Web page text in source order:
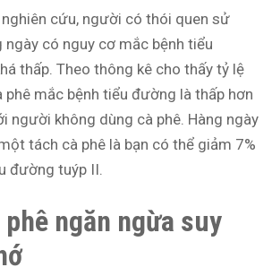
cứu, người có thói quen sử
ngày có nguy cơ mắc bệnh tiểu
thấp. Theo thông kê cho thấy tỷ lệ
mắc bệnh tiểu đường là thấp hơn
người không dùng cà phê. Hàng ngày
tách cà phê là bạn có thể giảm 7%
đường tuýp II.
ngăn ngừa suy